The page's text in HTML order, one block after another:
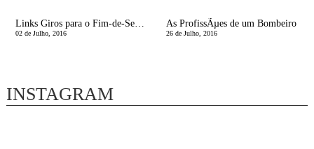
Links Giros para o Fim-de-Semana
02 de Julho, 2016
As ProfissÃµes de um Bombeiro
26 de Julho, 2016
INSTAGRAM